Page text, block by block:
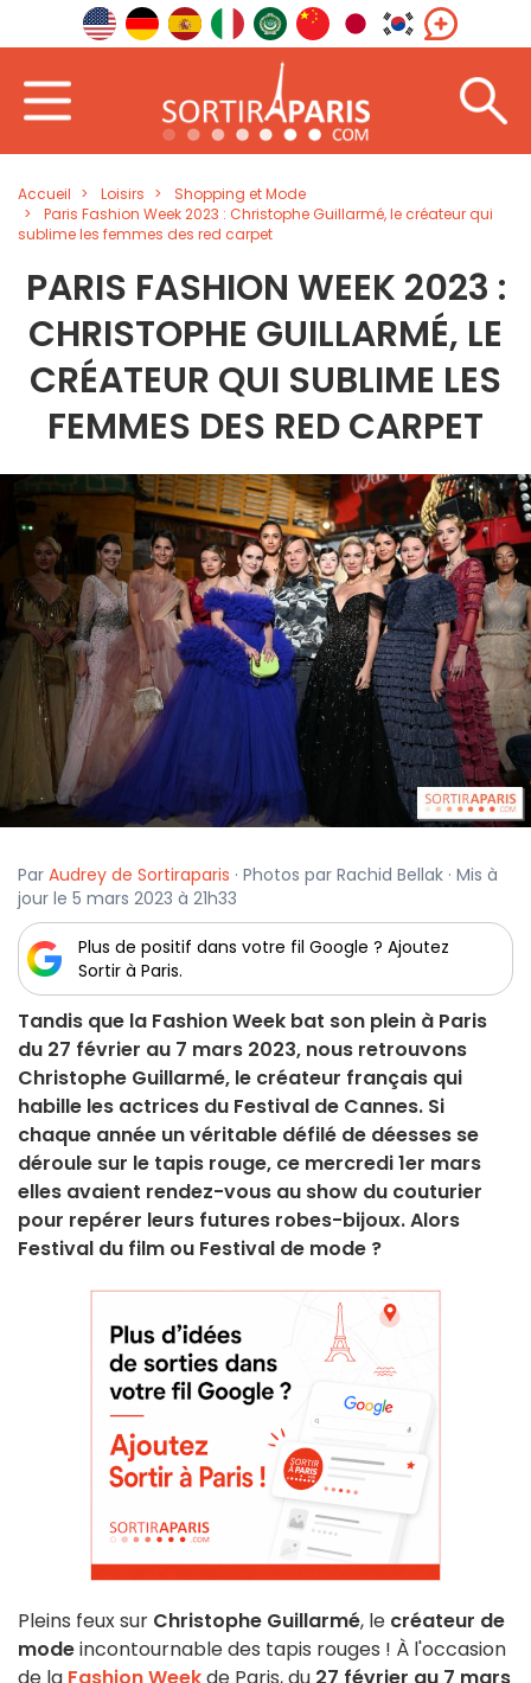
Accueil Loisirs
Shopping et Mode
Paris Fashion Week 2023 : Christophe Guillarmé, le créateur qui
sublime les femmes des red carpet
PARIS FASHION WEEK 2023 :
CHRISTOPHE GUILLARMÉ, LE
CRÉATEUR QUI SUBLIME LES
FEMMES DES RED CARPET
Par Audrey de Sortiraparis · Photos par Rachid Bellak · Mis à
jour le 5 mars 2023 à 21h33
Plus de positif dans votre fil Google ? Ajoutez
Sortir à Paris.
Tandis que la Fashion Week bat son plein à Paris
du 27 février au 7 mars 2023, nous retrouvons
Christophe Guillarmé, le créateur français qui
habille les actrices du Festival de Cannes. Si
chaque année un véritable défilé de déesses se
déroule sur le tapis rouge, ce mercredi 1er mars
elles avaient rendez-vous au show du couturier
pour repérer leurs futures robes-bijoux. Alors
Festival du film ou Festival de mode ?
Pleins feux sur Christophe Guillarmé, le créateur de
modeincontournable des tapis rouges ! À l'occasion